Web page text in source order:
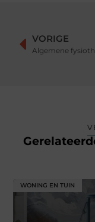
VORIGE
WONING EN TUIN